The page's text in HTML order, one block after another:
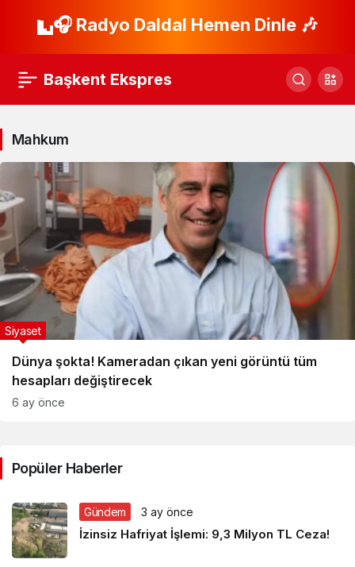
🎧 Radyo Daldal Hemen Dinle 🎶
Başkent Ekspres
Mahkum
Dünya şokta! Kameradan çıkan yeni görüntü tüm
hesapları değiştirecek
Siyaset
6 ay önce
Popüler Haberler
Gündem 3 ay önce
İzinsiz Hafriyat İşlemi: 9,3 Milyon TL Ceza!